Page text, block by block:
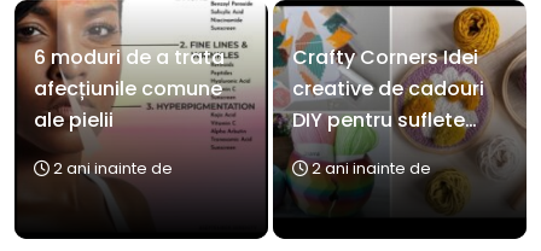
6 moduri de a trata
afecțiunile comune
ale pielii
2 ani inainte de
Crafty Corners Idei
creative de cadouri
DIY pentru suflete
pline de artă
2 ani inainte de